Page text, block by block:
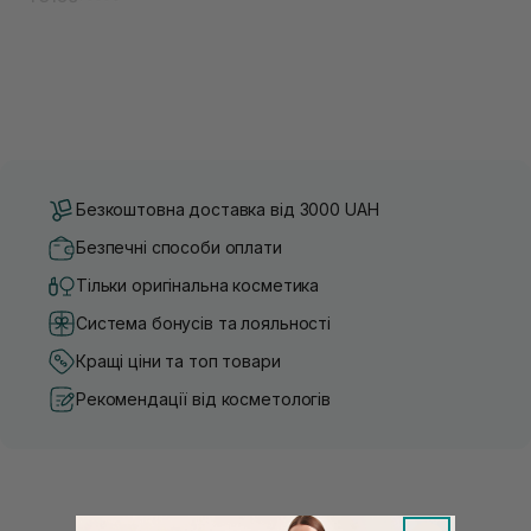
Безкоштовна доставка від 3000 UAH
Безпечні способи оплати
Тільки оригінальна косметика
Система бонусів та лояльності
Кращі ціни та топ товари
Рекомендації від косметологів